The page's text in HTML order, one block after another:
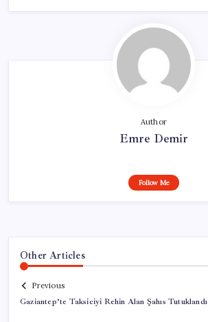
Author
Emre Demir
Follow Me
Other Articles
Previous
Gaziantep’te Taksiciyi Rehin Alan Şahıs Tutuklandı